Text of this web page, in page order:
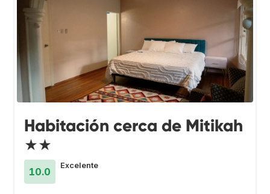
Habitación cerca de Mitikah
★★
10.0
Excelente